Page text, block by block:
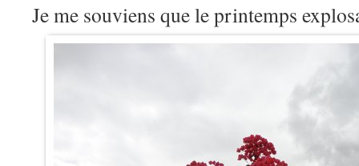
Je me souviens que le printemps